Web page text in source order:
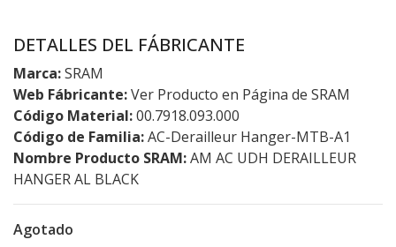
DETALLES DEL FÁBRICANTE
Marca:SRAM
Web Fábricante:Ver Producto en Página de SRAM
Código Material:00.7918.093.000
Código de Familia:AC-Derailleur Hanger-MTB-A1
Nombre Producto SRAM:AM AC UDH DERAILLEUR
HANGER AL BLACK
Agotado